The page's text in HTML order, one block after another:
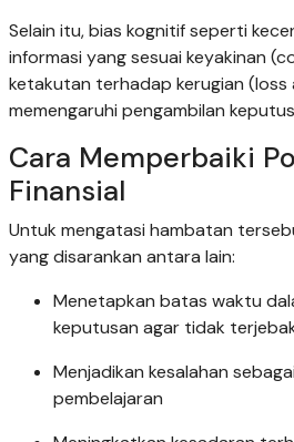
Selain itu, bias kognitif seperti
informasi yang sesuai keyakinan
ketakutan terhadap kerugian
memengaruhi pengambilan
Cara Memperbaiki
Finansial
Untuk mengatasi hambatan
yang disarankan antara lain:
Menetapkan batas waktu
keputusan agar tidak
Menjadikan kesalahan
pembelajaran